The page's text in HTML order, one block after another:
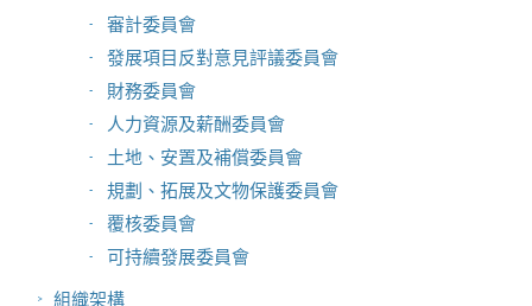
審計委員會
發展項目反對意見評議委員會
財務委員會
人力資源及薪酬委員會
土地、安置及補償委員會
規劃、拓展及文物保護委員會
覆核委員會
可持續發展委員會
組織架構